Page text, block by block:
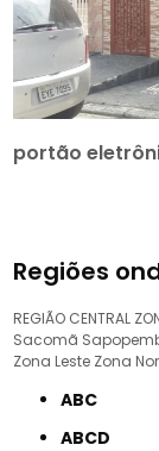
portão
Regiões
REGIÃO CENTRAL
Sacomã
Zona Leste Zona
ABC
ABCD